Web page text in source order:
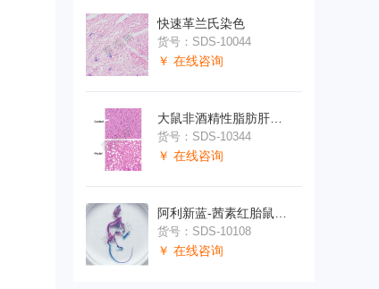
快速革兰氏染色
货号：SDS-10044
￥ 在线咨询
货号：SDS-10344
￥ 在线咨询
货号：SDS-10108
￥ 在线咨询